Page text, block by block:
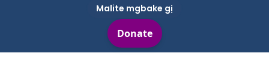
Malite mgbake gị